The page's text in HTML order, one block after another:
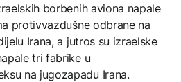
borbenih aviona napale
protivvazdušne odbrane na
Irana, a jutros su izraelske
tri fabrike u
na jugozapadu Irana.